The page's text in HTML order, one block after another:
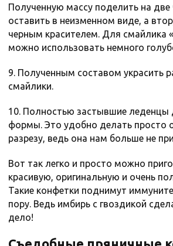
Полученную массу поделить на две
оставить в неизменном виде, а
черным красителем. Для смайлика
можно использовать немного
9. Полученным составом украсить
смайлики.
10. Полностью застывшие леденцы
формы. Это удобно делать просто
разрезу, ведь она нам больше не
Вот так легко и просто можно
красивую, оригинальную и очень
Такие конфетки поднимут
пору. Ведь имбирь с гвоздикой
дело!